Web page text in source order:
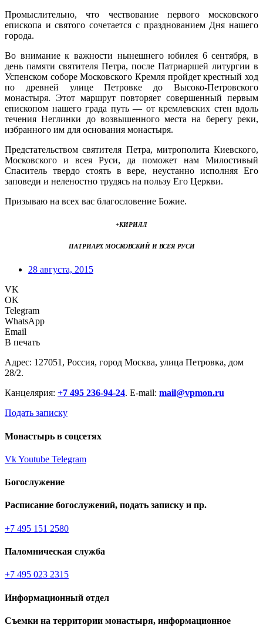
Промыслительно, что чествование первого московского
епископа и святого сочетается с празднованием Дня нашего
города.
Во внимание к важности нынешнего юбилея 6 сентября, в
день памяти святителя Петра, после Патриаршей литургии в
Успенском соборе Московского Кремля пройдет крестный ход
по древней улице Петровке до Высоко-Петровского
монастыря. Этот маршрут повторяет совершенный первым
епископом нашего града путь — от кремлевских стен вдоль
течения Неглинки до возвышенного места на берегу реки,
избранного им для основания монастыря.
Предстательством святителя Петра, митрополита Киевского,
Московского и всея Руси, да поможет нам Милостивый
Спаситель твердо стоять в вере, неустанно исполняя Его
заповеди и неленостно трудясь на пользу Его Церкви.
Призываю на всех вас благословение Божие.
+КИРИЛЛ
ПАТРИАРХ МОСКОВСКИЙ И ВСЕЯ РУСИ
28 августа, 2015
VK
OK
Telegram
WhatsApp
Email
В печать
Адрес: 127051, Россия, город Москва, улица Петровка, дом
28/2.
Канцелярия: +7 495 236-94-24. E-mail: mail@vpmon.ru
Подать записку
Монастырь в соцсетях
VkYoutube Telegram
Богослужение
Расписание богослужений, подать записку и пр.
+7 495 151 2580
Паломническая служба
+7 495 023 2315
Информационный отдел
Съемки на территории монастыря, информационное